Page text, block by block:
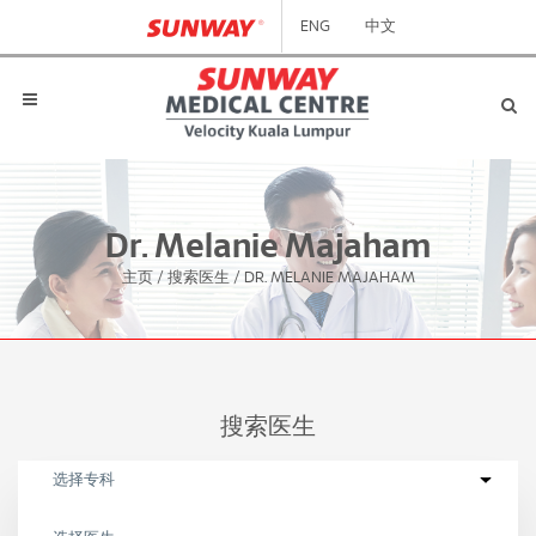
ENG 中文
Dr. Melanie Majaham
主页 / 搜索医生 / DR. MELANIE MAJAHAM
搜索医生